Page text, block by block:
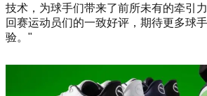
技术，为球手们带来了前所未有的牵引
回赛运动员们的一致好评，期待更多球
验。"